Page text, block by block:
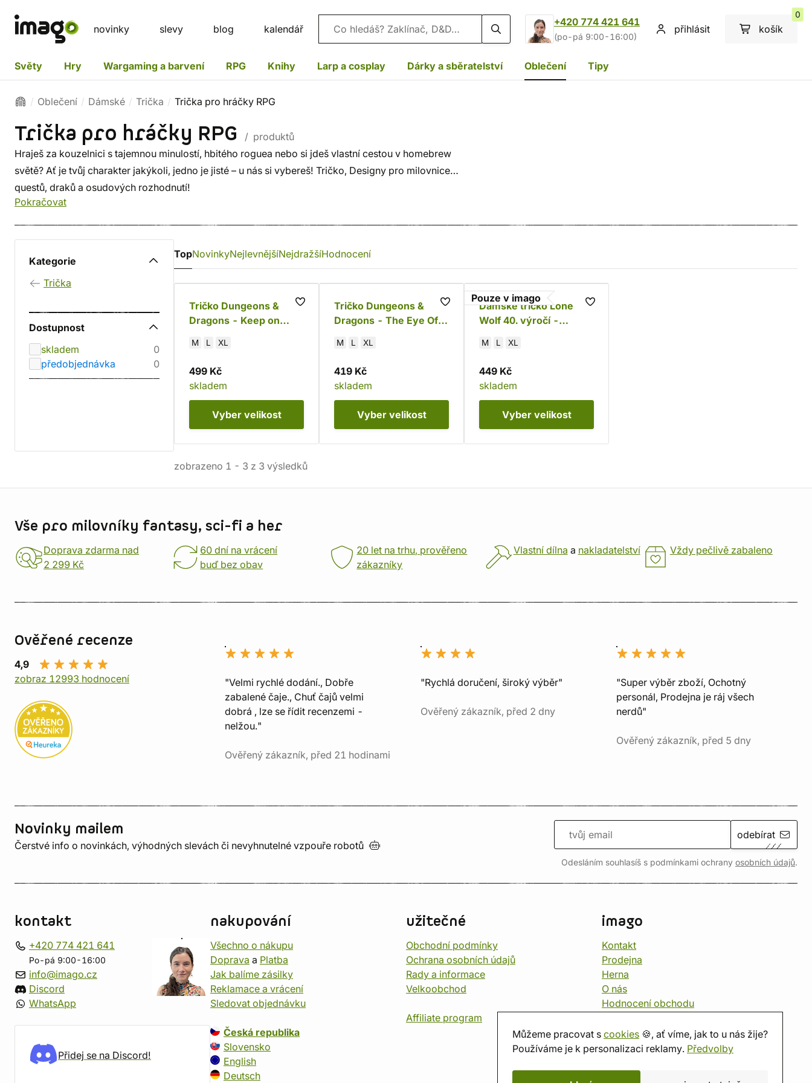
novinky slevy blog kalendář Vyhledávání
+420 774 421 641
(po-pá 9:00-16:00)
přihlásit košík
0
Světy Hry Wargaming a barvení RPG Knihy Larp a cosplay Dárky a sběratelství Oblečení Tipy
Oblečení Dámské Trička Trička pro hráčky RPG
Trička pro hráčky RPG
/ produktů
Hraješ za kouzelnici s tajemnou minulostí, hbitého roguea nebo si jdeš vlastní cestou v homebrew
světě? Ať je tvůj charakter jakýkoli, jedno je jisté – u nás si vybereš! Tričko, Designy pro milovnice
questů, draků a osudových rozhodnutí!
Pokračovat
Kategorie
Trička
Dostupnost
skladem
0
předobjednávka
0
TopNovinkyNejlevnějšíNejdražšíHodnocení
Tričko Dungeons &
Dragons - Keep on
M L XL
499 Kč
skladem
Vyber velikost
Tričko Dungeons &
Dragons - The Eye Of
M L XL
419 Kč
skladem
Vyber velikost
Pouze v imago
Dámské tričko Lone
Wolf 40. výročí -
M L XL
449 Kč
skladem
Vyber velikost
zobrazeno 1 - 3 z 3 výsledků
Můžeme pracovat s cookies 🍪, ať víme, jak to u nás žije?
Používáme je k personalizaci reklamy. Předvolby
Vše pro milovníky fantasy, sci-fi a her
Doprava zdarma nad
2 299 Kč
60 dní na vrácení
buď bez obav
20 let na trhu, prověřeno
zákazníky
Vlastní dílna a nakladatelství Vždy pečlivě zabaleno
Ověřené recenze
4,9
zobraz 12993 hodnocení
"Velmi rychlé dodání., Dobře
zabalené čaje., Chuť čajů velmi
dobrá , lze se řídit recenzemi -
nelžou."
Ověřený zákazník, před 21 hodinami
"Rychlá doručení, široký výběr"
Ověřený zákazník, před 2 dny
"Super výběr zboží, Ochotný
personál, Prodejna je ráj všech
nerdů"
Ověřený zákazník, před 5 dny
Novinky mailem
Čerstvé info o novinkách, výhodných slevách či nevyhnutelné vzpouře robotů
odebírat
Odesláním souhlasíš s podmínkami ochrany osobních údajů.
kontakt
+420 774 421 641
Po-pá 9:00-16:00
info@imago.cz
Discord
WhatsApp
Přidej se na Discord!
nakupování
Všechno o nákupu
Doprava a Platba
Jak balíme zásilky
Reklamace a vrácení
Sledovat objednávku
Česká republika
Slovensko
English
Deutsch
užitečné
Obchodní podmínky
Ochrana osobních údajů
Rady a informace
Velkoobchod
Affiliate program
imago
Kontakt
Prodejna
Herna
O nás
Hodnocení obchodu
Kalendář
imago.blog